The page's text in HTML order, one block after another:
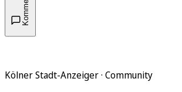
Kölner Stadt-Anzeiger · Community